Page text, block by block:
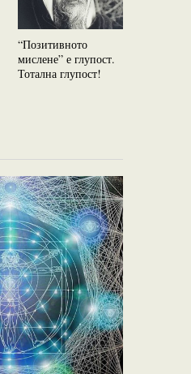
“Позитивното
мислене” е глупост.
Тотална глупост!